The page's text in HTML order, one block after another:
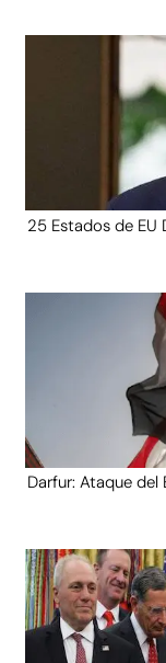
25 Estados de EU
Darfur: Ataque